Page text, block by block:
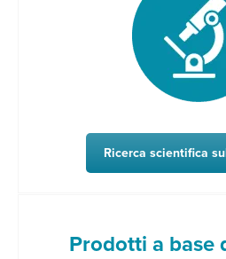
Ricerca scientifica
Prodotti a base